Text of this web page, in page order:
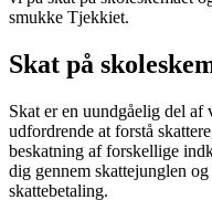
smukke Tjekkiet.
Skat på
Skat er en uundgåelig del
udfordrende at forstå
beskatning af forskellige
dig gennem skattejunglen
skattebetaling.